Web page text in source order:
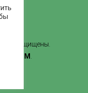
защищены.
ЛВММ